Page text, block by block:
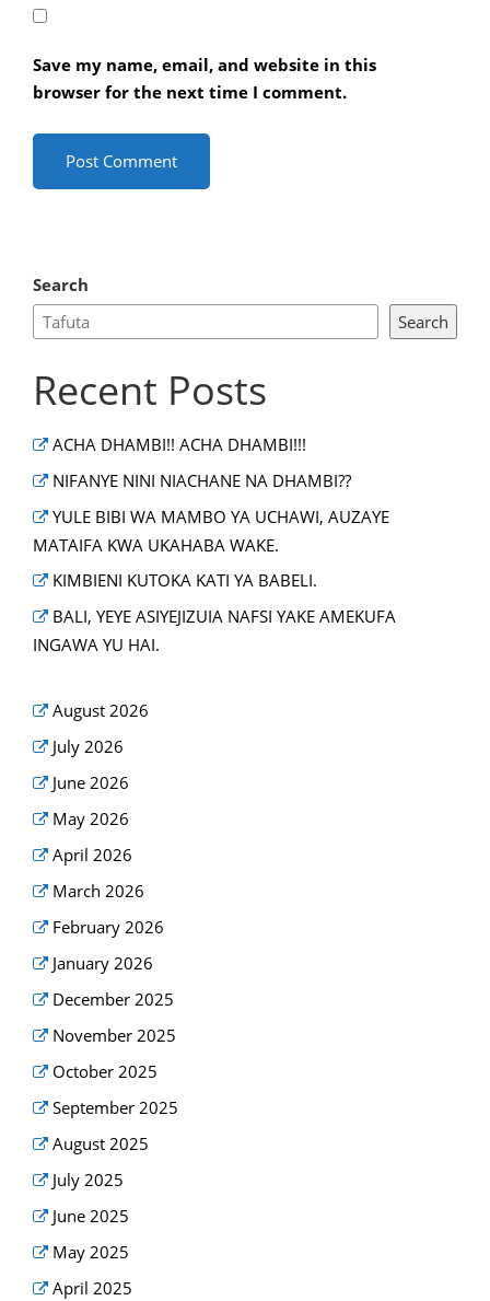
Save my name, email, and website in this
browser for the next time I comment.
Search
Search
Recent Posts
ACHA DHAMBI!! ACHA DHAMBI!!!
NIFANYE NINI NIACHANE NA DHAMBI??
YULE BIBI WA MAMBO YA UCHAWI, AUZAYE
MATAIFA KWA UKAHABA WAKE.
KIMBIENI KUTOKA KATI YA BABELI.
BALI, YEYE ASIYEJIZUIA NAFSI YAKE AMEKUFA
INGAWA YU HAI.
August 2026
July 2026
June 2026
May 2026
April 2026
March 2026
February 2026
January 2026
December 2025
November 2025
October 2025
September 2025
August 2025
July 2025
June 2025
May 2025
April 2025